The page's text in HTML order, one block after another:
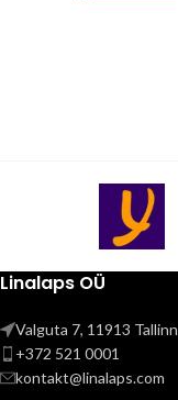
Linalaps OÜ
Valguta 7, 11913 Tallinn
+372 521 0001
kontakt@linalaps.com